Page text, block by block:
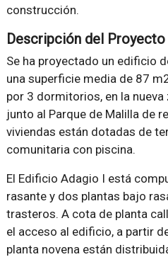
construcción.
Descripción del Proyecto
Se ha proyectado un edificio
una superficie media de 87
por 3 dormitorios, en la
junto al Parque de Malilla de
viviendas están dotadas de
comunitaria con piscina.
El Edificio Adagio I está
rasante y dos plantas bajo
trasteros. A cota de planta
el acceso al edificio, a partir
planta novena están